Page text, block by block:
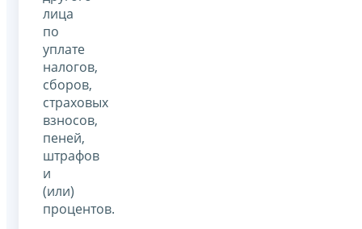
лица
по
уплате
налогов,
сборов,
страховых
взносов,
пеней,
штрафов
и
(или)
процентов.